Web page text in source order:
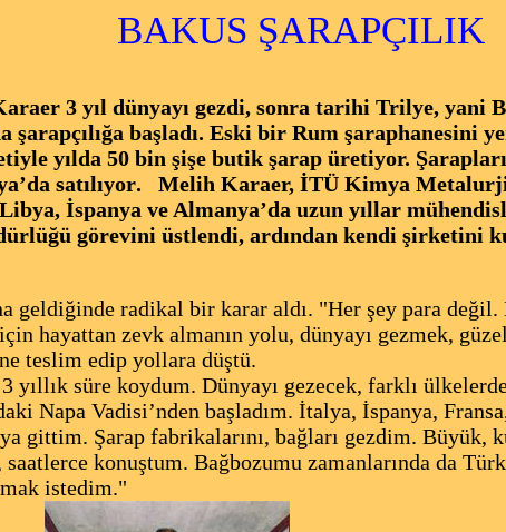
BAKUS ŞARAPÇILIK
3 yıl dünyayı gezdi, sonra tarihi Trilye, yani
şarapçılığa başladı. Eski bir Rum şaraphanesini
yılda 50 bin şişe butik şarap üretiyor.
satılıyor. Melih Karaer, İTÜ Kimya
İspanya ve Almanya’da uzun yıllar
görevini üstlendi, ardından kendi şirketini
geldiğinde radikal bir karar aldı. "Her şey para değil.
hayattan zevk almanın yolu, dünyayı gezmek,
teslim edip yollara düştü.
yıllık süre koydum. Dünyayı gezecek, farklı
Napa Vadisi’nden başladım. İtalya, İspanya,
gittim. Şarap fabrikalarını, bağları gezdim. Büyük,
konuştum. Bağbozumu zamanlarında da
istedim."